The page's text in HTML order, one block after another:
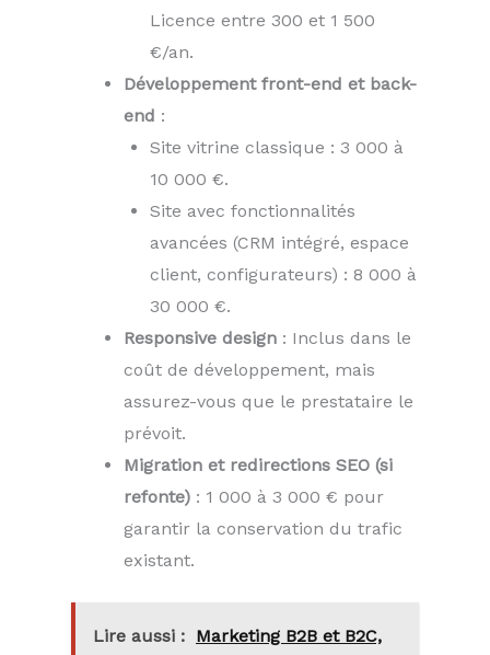
Licence entre 300 et 1 500
€/an.
Développement front-end et back-
end :
Site vitrine classique : 3 000 à
10 000 €.
Site avec fonctionnalités
avancées (CRM intégré, espace
client, configurateurs) : 8 000 à
30 000 €.
Responsive design : Inclus dans le
coût de développement, mais
assurez-vous que le prestataire le
prévoit.
Migration et redirections SEO (si
refonte) : 1 000 à 3 000 € pour
garantir la conservation du trafic
existant.
Lire aussi : Marketing B2B et B2C,